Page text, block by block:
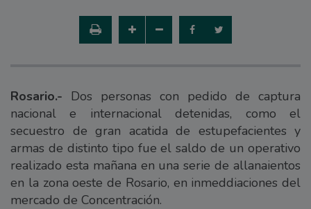
Rosario.- Dos personas con pedido de captura
nacional e internacional detenidas, como el
secuestro de gran acatida de estupefacientes y
armas de distinto tipo fue el saldo de un operativo
realizado esta mañana en una serie de allanaientos
en la zona oeste de Rosario, en inmeddiaciones del
mercado de Concentración.